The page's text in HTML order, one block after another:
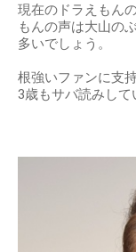
現在のドラえもん
もんの声は大山の
多いでしょう。
根強いファンに支
3歳もサバ読みして